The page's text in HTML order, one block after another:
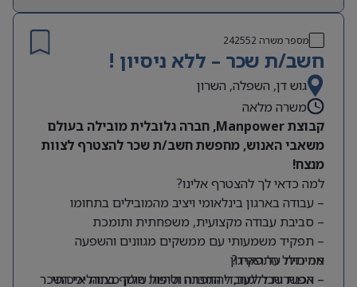
מספר משרה 242552
חשב/ת שכר – ללא ניסיון !
גוש דן, השפלה, השרון
משרה מלאה
קבוצת Manpower, חברה גלובלית מובילה בעולם
משאבי האנוש, מחפשת חשב/ת שכר להצטרף לצוות
מנצח!
למה כדאי לך להצטרף אלינו?
– עבודה בארגון בינלאומי ויציב מהמובילים בתחומו
– סביבת עבודה מקצועית, משפחתית ותומכת
– תפקיד משמעותי עם ממשקים מגוונים והשפעה
אמיתית על הארגון
– אפשרות ללמוד, להתפתח ולהיות חלק מצוות איכותי
מה כולל התפקיד?
– הכנת שכר לעובדי החברה וטיפול שוטף בתהליכי השכר